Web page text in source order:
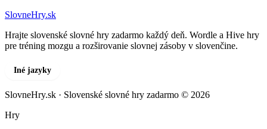
SlovneHry.sk
Hrajte slovenské slovné hry zadarmo každý deň. Wordle a Hive hry
pre tréning mozgu a rozširovanie slovnej zásoby v slovenčine.
Iné jazyky
SlovneHry.sk · Slovenské slovné hry zadarmo © 2026
Hry